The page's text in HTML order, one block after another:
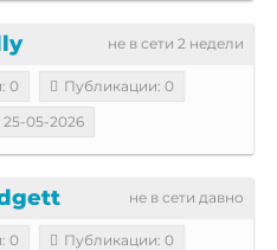
не в сети 2 недели
0
Публикации: 0
25-05-2026
не в сети давно
0
Публикации: 0